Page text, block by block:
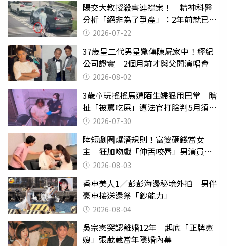
陽交大教授殺害連襟案！ 精神科醫
分析「絕非為了爭產」：2年前就已言
行詭異
2026-07-22
37歲星二代男星驚傳陳屍家中！經紀
公司證實 2個月前才與父開演唱會
2026-08-02
3歲童玩搖搖馬遭陌生婦狠甩巴掌 瞎
扯「被罵吃屎」遭法官打臉判5月須入
監 2026-07-30
陸短劇圈爆潛規則！富婆砸錢當女
主 狂加吻戲「伸舌咬唇」男演員崩
潰 2026-08-03
香車美人1／彭彭海邊秘境外拍 男伴
豪車接送還祭「鈔能力」
2026-08-04
吳宗憲突認離婚12年 起底「正牌憲
嫂」張葳葳當年隱婚內幕